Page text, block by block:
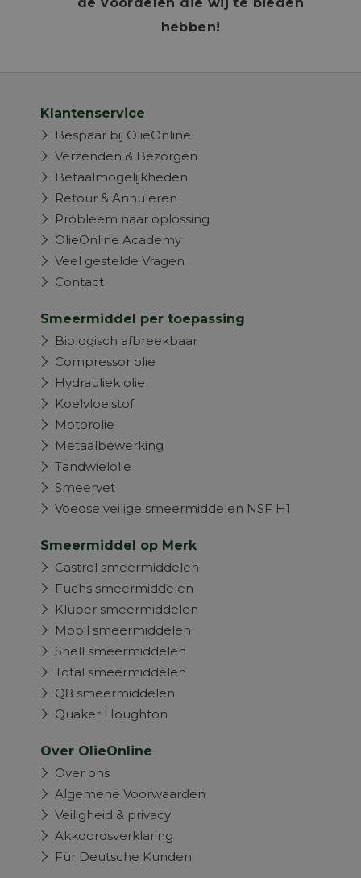
de voordelen die wij te bieden
hebben!
Klantenservice
Bespaar bij OlieOnline
Verzenden & Bezorgen
Betaalmogelijkheden
Retour & Annuleren
Probleem naar oplossing
OlieOnline Academy
Veel gestelde Vragen
Contact
Smeermiddel per toepassing
Biologisch afbreekbaar
Compressor olie
Hydrauliek olie
Koelvloeistof
Motorolie
Metaalbewerking
Tandwielolie
Smeervet
Voedselveilige smeermiddelen NSF H1
Smeermiddel op Merk
Castrol smeermiddelen
Fuchs smeermiddelen
Klüber smeermiddelen
Mobil smeermiddelen
Shell smeermiddelen
Total smeermiddelen
Q8 smeermiddelen
Quaker Houghton
Over OlieOnline
Over ons
Algemene Voorwaarden
Veiligheid & privacy
Akkoordsverklaring
Für Deutsche Kunden